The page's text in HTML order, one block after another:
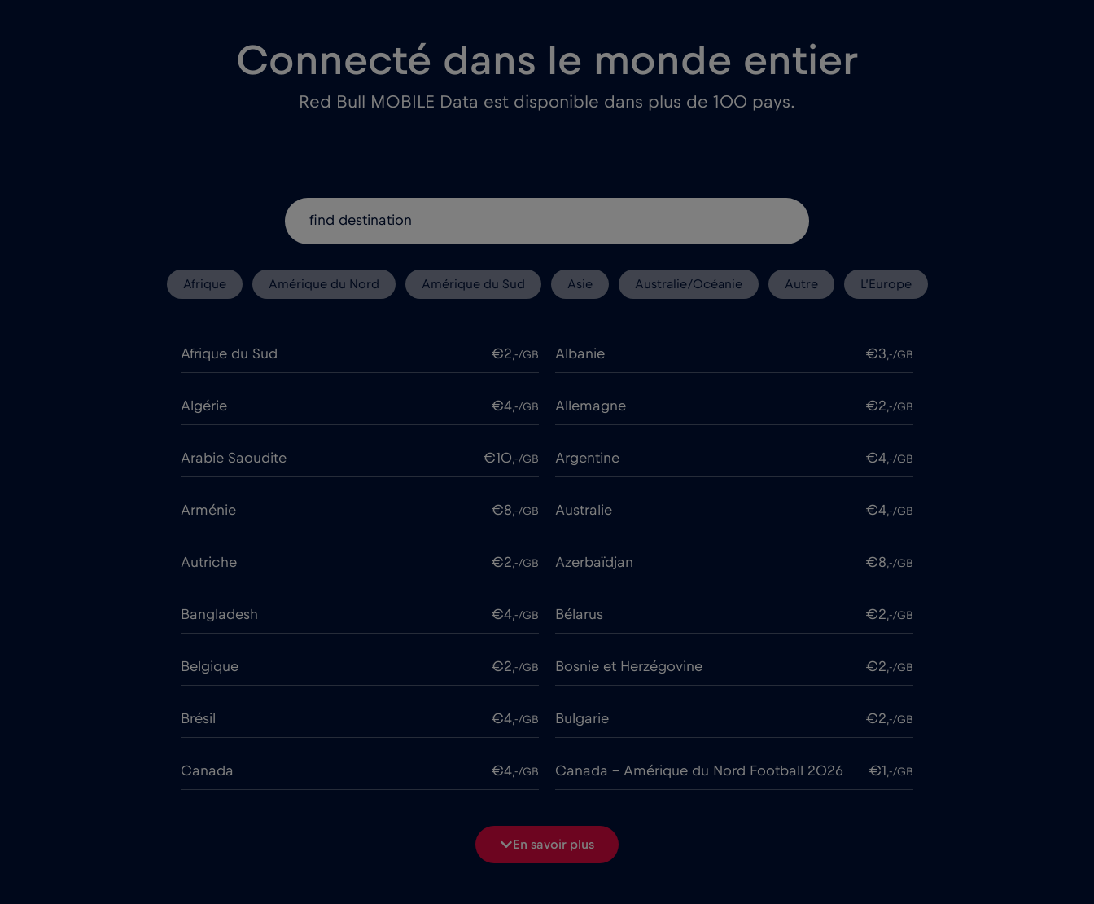
Connecté dans le monde entier
Red Bull MOBILE Data est disponible dans plus de 100 pays.
Afrique Amérique du Nord Amérique du Sud Asie Australie/Océanie Autre L’Europe
Afrique du Sud €2,-/GB Albanie €3,-/GB
Algérie €4,-/GB Allemagne €2,-/GB
Arabie Saoudite €10,-/GB Argentine €4,-/GB
Arménie €8,-/GB Australie €4,-/GB
Autriche €2,-/GB Azerbaïdjan €8,-/GB
Bangladesh €4,-/GB Bélarus €2,-/GB
Belgique €2,-/GB Bosnie et Herzégovine €2,-/GB
Brésil €4,-/GB Bulgarie €2,-/GB
Canada €4,-/GB Canada - Amérique du Nord Football 2026 €1 ,-/GB
€7,-/GB Chine
En savoir plus